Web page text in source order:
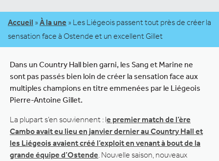
Accueil » À la une » Les Liégeois passent tout près de créer la
sensation face à Ostende et un excellent Gillet
Dans un Country Hall bien garni, les Sang et Marine ne
sont pas passés bien loin de créer la sensation face aux
multiples champions en titre emmenées par le Liégeois
Pierre-Antoine Gillet.
La plupart s’en souviennent : le premier match de l’ère
Cambo avait eu lieu en janvier dernier au Country Hall et
les Liégeois avaient créé l’exploit en venant à bout de la
grande équipe d’Ostende . Nouvelle saison, nouveaux